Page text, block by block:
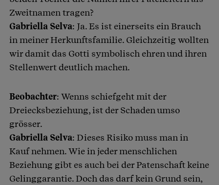
Zweitnamen tragen?
Gabriella Selva: Ja. Es ist einerseits ein Brauch
in meiner Herkunftsfamilie. Gleichzeitig wollten
wir damit das Gotti symbolisch ehren und ihren
Stellenwert deutlich machen.
Beobachter: Wenns schiefgeht mit der
Dreiecksbeziehung, ist der Schaden umso
grösser.
Gabriella Selva: Dieses Risiko muss man in
Kauf nehmen. Wie in jeder menschlichen
Beziehung gibt es auch bei der Patenschaft keine
Gelinggarantie. Doch das darf kein Grund sein,